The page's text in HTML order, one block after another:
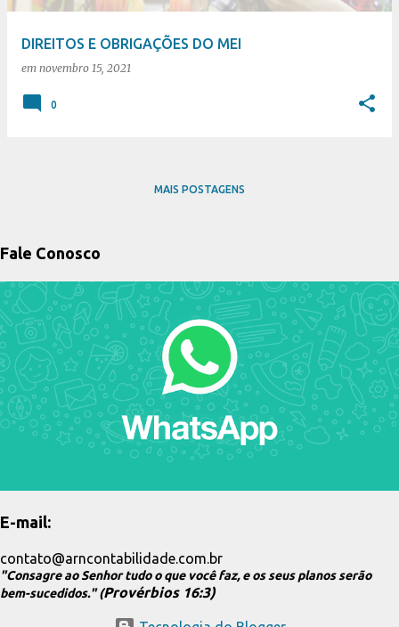
DIREITOS E OBRIGAÇÕES DO MEI
em novembro 15, 2021
0
MAIS POSTAGENS
Fale Conosco
E-mail:
contato@arncontabilidade.com.br
"Consagre ao Senhor tudo o que você faz, e os seus planos serão
bem-sucedidos." (Provérbios 16:3)